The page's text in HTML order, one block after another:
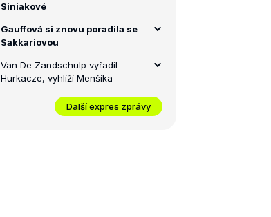
Siniakové
Gauffová si znovu poradila se
Sakkariovou
Van De Zandschulp vyřadil
Hurkacze, vyhlíží Menšíka
Další expres zprávy